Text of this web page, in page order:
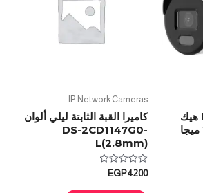
DS-2CD1027G0-L هيك
فيجن كاميرا خارجية 2 ميجا
IP Network Cameras
كاميرا القبة الثابتة ليلي ألوان
DS-2CD1147G0-
L(2.8mm)
تم
EGP4200